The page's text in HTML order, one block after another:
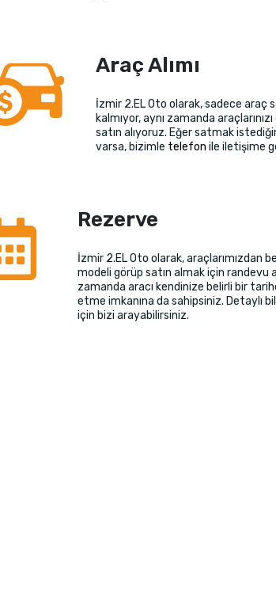
Araç Alımı
İzmir 2.EL Oto olarak, sadece araç
kalmıyor, aynı zamanda
satın alıyoruz. Eğer satmak
varsa, bizimle telefon ile iletişime
Rezerve
İzmir 2.EL Oto olarak, araçlarımızdan
modeli görüp satın almak için randevu
zamanda aracı kendinize belirli bir
etme imkanına da sahipsiniz. Detaylı
için bizi arayabilirsiniz.